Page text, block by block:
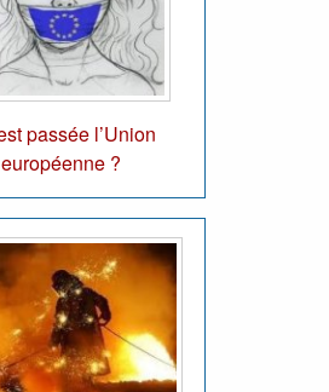
passée l’Union
européenne ?